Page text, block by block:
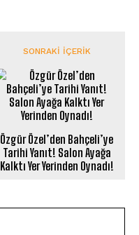
SONRAKI İÇERIK
Özgür Özel’den Bahçeli’ye
Tarihi Yanıt! Salon Ayağa
Kalktı Yer Yerinden Oynadı!